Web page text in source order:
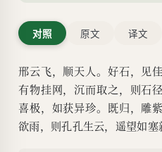
对照 原文 译文
邢云飞，顺天人。好石，见
有物挂网，沉而取之，则石
喜极，如获异珍。既归，雕
欲雨，则孔孔生云，遥望如塞